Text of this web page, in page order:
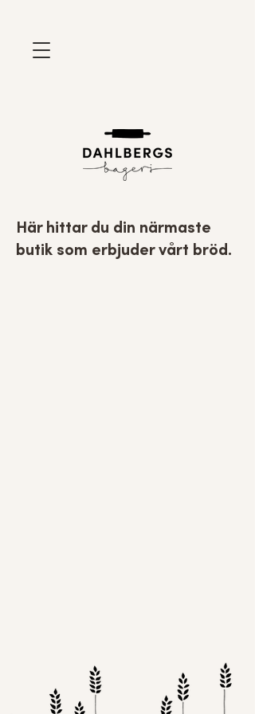
Här hittar du din närmaste
butik som erbjuder vårt bröd.